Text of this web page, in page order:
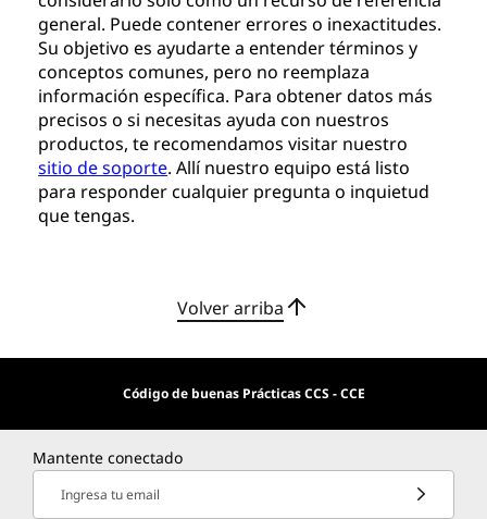
general. Puede contener errores o inexactitudes.
Su objetivo es ayudarte a entender términos y
conceptos comunes, pero no reemplaza
información específica. Para obtener datos más
precisos o si necesitas ayuda con nuestros
productos, te recomendamos visitar nuestro
sitio de soporte. Allí nuestro equipo está listo
para responder cualquier pregunta o inquietud
que tengas.
Volver arriba
Código de buenas Prácticas CCS - CCE
Mantente conectado
Ingresa tu email